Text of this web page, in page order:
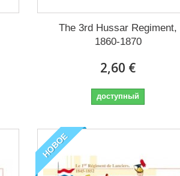
The 3rd Hussar Regiment,
1860-1870
2,60 €
доступный
НОВОЕ